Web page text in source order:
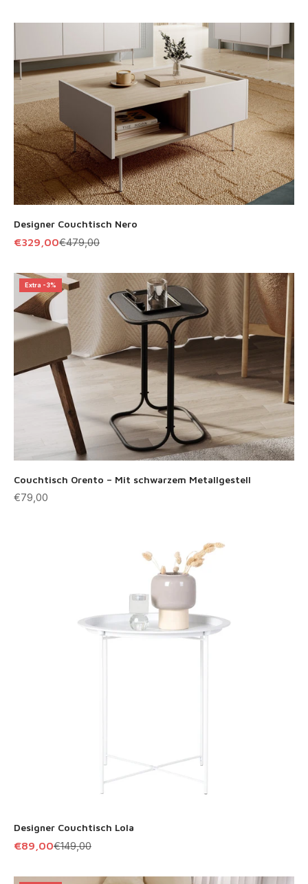
Designer Couchtisch Nero
Angebot
€329,00Regulärer Preis
€479,00
Extra -3%
Couchtisch Orento – Mit schwarzem Metallgestell
Angebot
€79,00
Designer Couchtisch Lola
Angebot
€89,00Regulärer Preis
€149,00